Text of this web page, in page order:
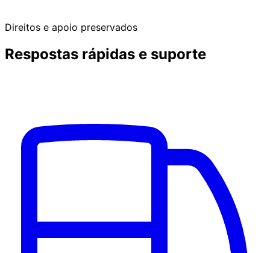
Direitos e apoio preservados
Respostas rápidas e suporte